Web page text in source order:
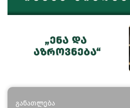
განათლება